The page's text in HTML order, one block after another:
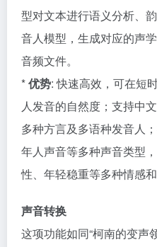
型对文本进行语义分析、
音人模型，生成对应的声
音频文件。
*优势: 快速高效，可在短
人发音的自然度；支持中
多种方言及多语种发音人
年人声音等多种声音类型
性、年轻稳重等多种情感和
声音转换
这项功能如同“柯南的变声